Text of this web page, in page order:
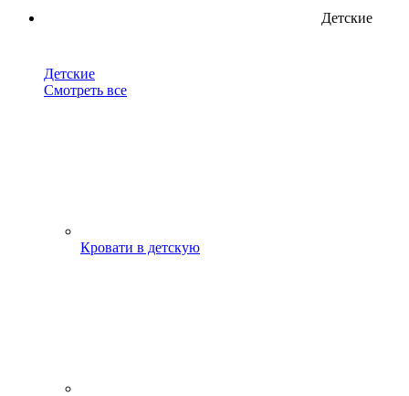
Детские
Детские
Смотреть все
Кровати в детскую